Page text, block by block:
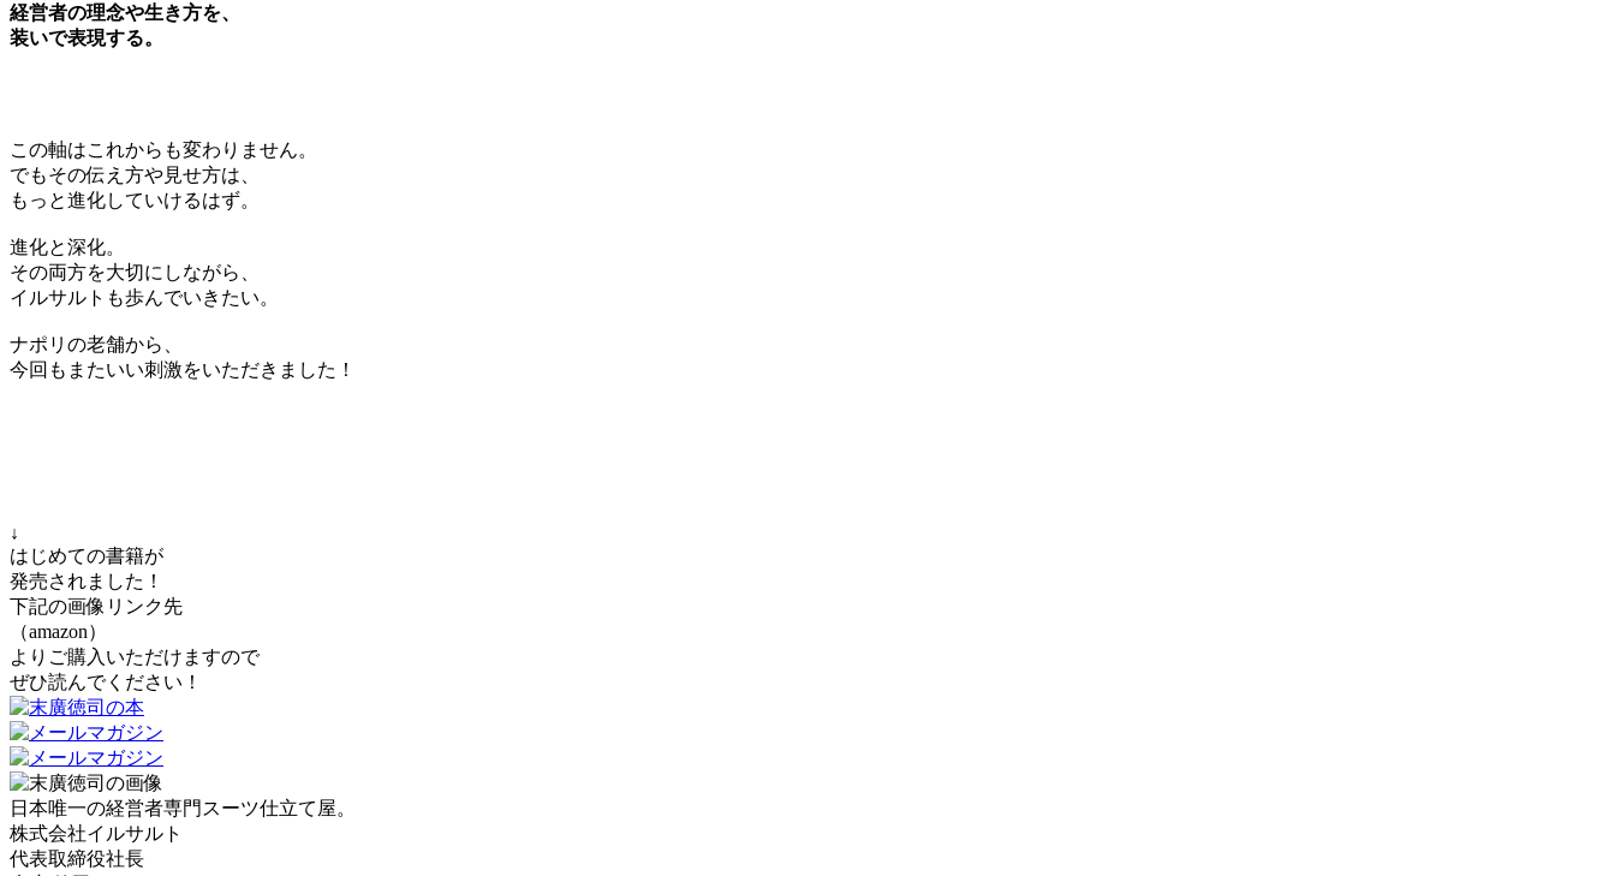
経営者の理念や生き方を、
装いで表現する。
この軸はこれからも変わりません。
でもその伝え方や見せ方は、
もっと進化していけるはず。
進化と深化。
その両方を大切にしながら、
イルサルトも歩んでいきたい。
ナポリの老舗から、
今回もまたいい刺激をいただきました！
↓
はじめての書籍が
発売されました！
下記の画像リンク先
（amazon）
よりご購入いただけますので
ぜひ読んでください！
日本唯一の経営者専門スーツ仕立て屋。
株式会社イルサルト
代表取締役社長